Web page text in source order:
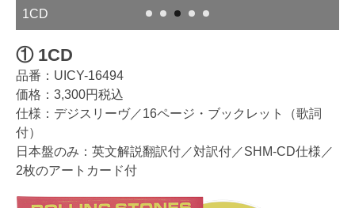
RSNo9限定1CD
① 1CD
品番：UICY-16494
価格：3,300円税込
仕様：デジスリーヴ／16ページ・ブックレット（歌詞
付）
日本盤のみ：英文解説翻訳付／対訳付／SHM-CD仕様／
2枚のアートカード付